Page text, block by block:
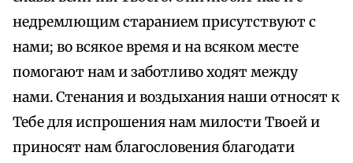
недремлющим старанием присутствуют с
нами; во всякое время и на всяком месте
помогают нам и заботливо ходят между
нами. Стенания и воздыхания наши относят к
Тебе для испрошения нам милости Твоей и
приносят нам благословения благодати